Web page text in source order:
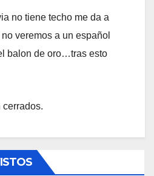
no tiene techo me da a
veremos a un español
balon de oro…tras esto
cerrados.